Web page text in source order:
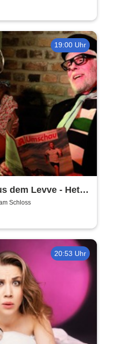
19:00 Uhr
dem Levve - Het
Schloss
20:53 Uhr